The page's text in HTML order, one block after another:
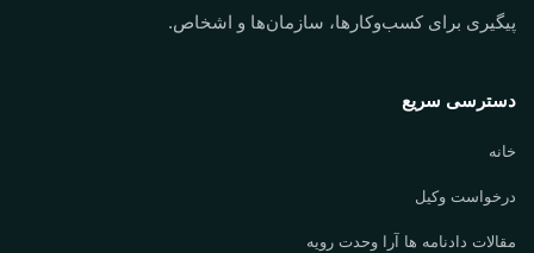
پیگیری برای کسب‌وکارها، سازمان‌ها و اشخاص.
دسترسی سریع
خانه
درخواست وکیل
مقالات دادنامه ها آرا وحدت رویه